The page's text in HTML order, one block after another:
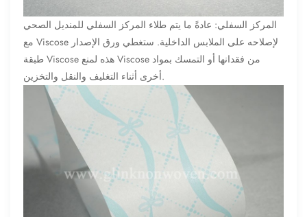
المركز السفلي: عادةً ما يتم طلاء المركز السفلي للمنديل الصحي
مع Viscose لإصلاحه على الملابس الداخلية. ستغطي ورق الإصدار
طبقة Viscose هذه لمنع Viscose من فقدانها أو التمسك بمواد
أخرى أثناء التغليف والنقل والتخزين.